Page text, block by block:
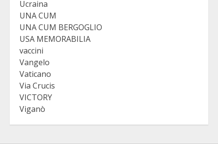
Ucraina
UNA CUM
UNA CUM BERGOGLIO
USA MEMORABILIA
vaccini
Vangelo
Vaticano
Via Crucis
VICTORY
Viganò